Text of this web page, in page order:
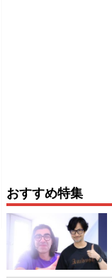
おすすめ特集